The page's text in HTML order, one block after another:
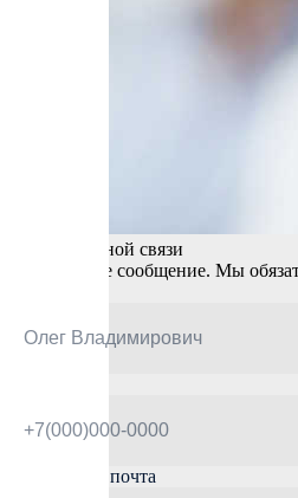
Форма обратной связи
Оставьте свое сообщение. Мы
Электронная почта